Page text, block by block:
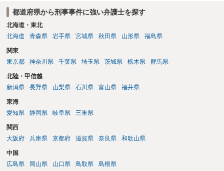
都道府県から刑事事件に強い弁護士を探す
北海道・東北
北海道
青森県 岩手県 宮城県 秋田県 山形県 福島県
関東
東京都
神奈川県 千葉県 埼玉県 茨城県 栃木県 群馬県
北陸・甲信越
新潟県
長野県 山梨県 石川県 富山県 福井県
東海
愛知県
静岡県 岐阜県 三重県
関西
大阪府
兵庫県 京都府 滋賀県 奈良県 和歌山県
中国
広島県
岡山県 山口県 鳥取県 島根県